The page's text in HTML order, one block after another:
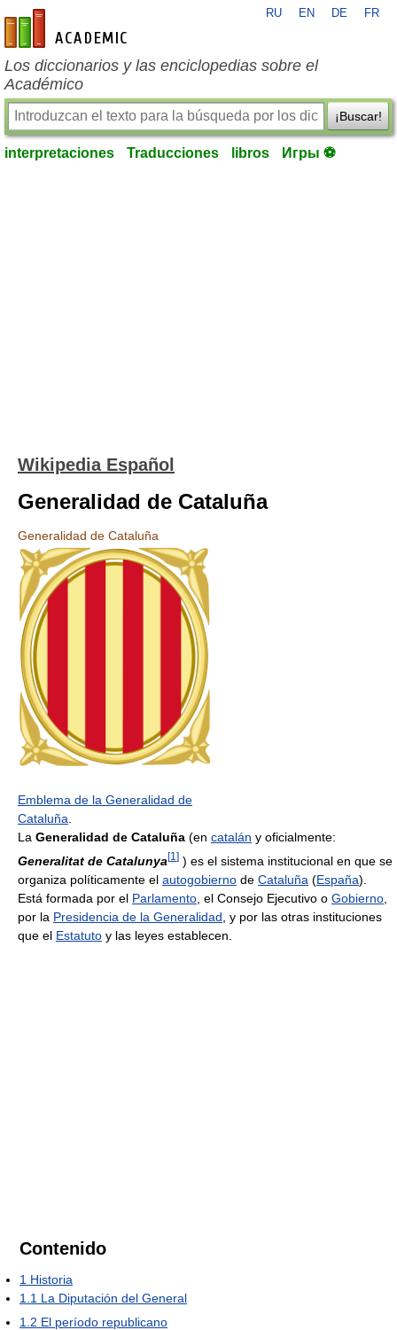
es-academic.com
RU EN DE FR
Los diccionarios y las enciclopedias sobre el
Académico
¡Buscar!
interpretaciones Traducciones libros Игры ⚽
Wikipedia Español
Generalidad de Cataluña
Generalidad de Cataluña
Emblema de la Generalidad de
Cataluña
La Generalidad de Cataluña (en catalán y oficialmente:
Generalitat de Catalunya [1 ] ) es el sistema institucional en que se
organiza políticamente el autogobierno de Cataluña (España).
Está formada por el Parlamento , el Consejo Ejecutivo o Gobierno
por la Presidencia de la Generalidad , y por las otras instituciones
que el Estatuto y las leyes establecen.
Contenido
1 Historia
1.1 La Diputación del General
1.2 El período republicano